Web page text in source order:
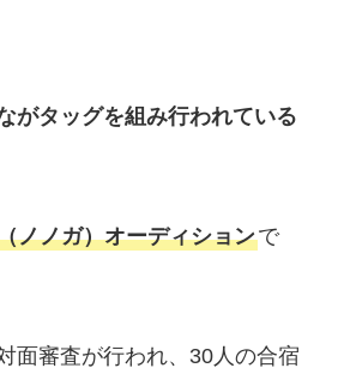
がタッグを組み行われている
ノノガ）オーディションで
面審査が行われ、30人の合宿